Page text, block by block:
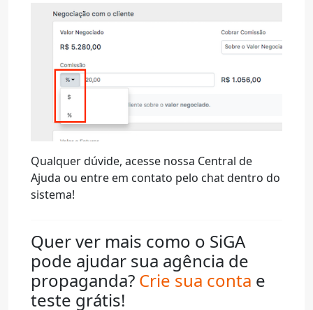
Qualquer dúvide, acesse nossa Central de
Ajuda ou entre em contato pelo chat dentro do
sistema!
Quer ver mais como o SiGA
pode ajudar sua agência de
propaganda? Crie sua conta e
teste grátis!